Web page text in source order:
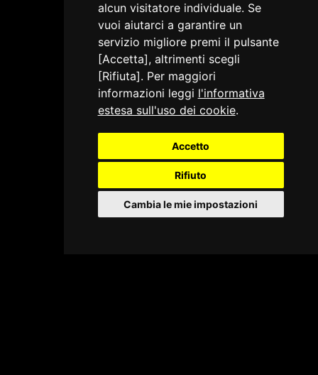
alcun visitatore individuale. Se
vuoi aiutarci a garantire un
servizio migliore premi il pulsante
[Accetta], altrimenti scegli
[Rifiuta]. Per maggiori
informazioni leggi l'informativa
estesa sull'uso dei cookie.
Accetto
Rifiuto
Cambia le mie impostazioni